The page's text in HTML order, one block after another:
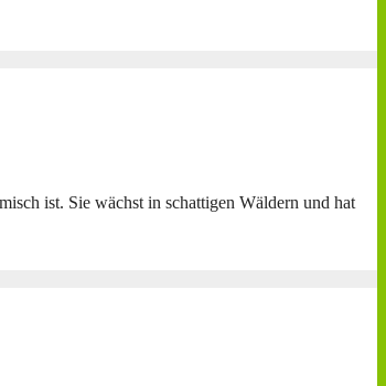
ist. Sie wächst in schattigen Wäldern und hat